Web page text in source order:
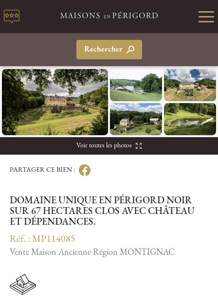
Rechercher
Voir toutes les photos
PARTAGER CE BIEN :
DOMAINE UNIQUE EN PÉRIGORD NOIR
SUR 67 HECTARES CLOS AVEC CHÂTEAU
ET DÉPENDANCES.
Réf. : MP114085
Vente Maison Ancienne Région MONTIGNAC